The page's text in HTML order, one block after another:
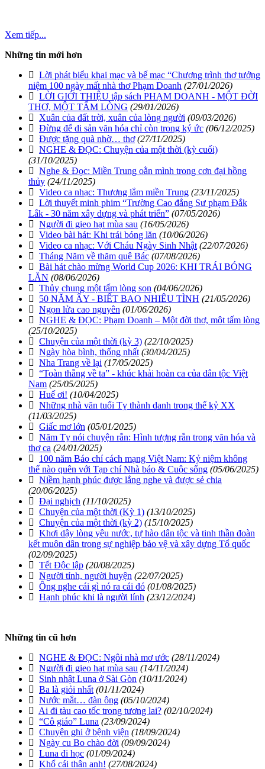
Xem tiếp...
Những tin mới hơn
Lời phát biểu khai mạc và bế mạc “Chương trình thơ tưởng
niệm 100 ngày mất nhà thơ Phạm Doanh (27/01/2026)
LỜI GIỚI THIỆU tập sách PHẠM DOANH - MỘT ĐỜI
THƠ, MỘT TẤM LÒNG (29/01/2026)
Xuân của đất trời, xuân của lòng người (09/03/2026)
Đừng để di sản văn hóa chỉ còn trong ký ức (06/12/2025)
Được tặng quà nhờ… thơ (27/11/2025)
NGHE & ĐỌC: Chuyện của một thời (kỳ cuối)
(31/10/2025)
Nghe & Đọc: Miền Trung oằn mình trong cơn đại hồng
thủy (24/11/2025)
Video ca nhạc: Thương lắm miền Trung (23/11/2025)
Lời thuyết minh phim “Trường Cao đẳng Sư phạm Đắk
Lắk - 30 năm xây dựng và phát triển” (07/05/2026)
Người đi gieo hạt mùa sau (16/05/2026)
Video bài hát: Khi trái bóng lăn (10/06/2026)
Video ca nhạc: Với Cháu Ngày Sinh Nhật (22/07/2026)
Tháng Năm về thăm quê Bác (07/08/2026)
Bài hát chào mừng World Cup 2026: KHI TRÁI BÓNG
LĂN (08/06/2026)
Thủy chung một tấm lòng son (04/06/2026)
50 NĂM ẤY - BIẾT BAO NHIÊU TÌNH (21/05/2026)
Ngọn lửa cao nguyên (01/06/2026)
NGHE & ĐỌC: Phạm Doanh – Một đời thơ, một tấm lòng
(25/10/2025)
Chuyện của một thời (kỳ 3) (22/10/2025)
Ngày hòa bình, thống nhất (30/04/2025)
Nha Trang về lại (17/05/2025)
“Toàn thắng về ta” - khúc khải hoàn ca của dân tộc Việt
Nam (25/05/2025)
Huế ơi! (10/04/2025)
Những nhà văn tuổi Tỵ thành danh trong thế kỷ XX
(11/03/2025)
Giấc mơ lớn (05/01/2025)
Năm Tỵ nói chuyện rắn: Hình tượng rắn trong văn hóa và
thơ ca (24/01/2025)
100 năm Báo chí cách mạng Việt Nam: Kỷ niệm không
thể nào quên với Tạp chí Nhà báo & Cuộc sống (05/06/2025)
Niềm hạnh phúc được lắng nghe và được sẻ chia
(20/06/2025)
Đại nghịch (11/10/2025)
Chuyện của một thời (Kỳ 1) (13/10/2025)
Chuyện của một thời (kỳ 2) (15/10/2025)
Khơi dậy lòng yêu nước, tự hào dân tộc và tinh thần đoàn
kết muôn dân trong sự nghiệp bảo vệ và xây dựng Tổ quốc
(02/09/2025)
Tết Độc lập (20/08/2025)
Người tỉnh, người huyện (22/07/2025)
Ông nghe cái gì nó ra cái đó (01/08/2025)
Hạnh phúc khi là người lính (23/12/2024)
Những tin cũ hơn
NGHE & ĐỌC: Ngôi nhà mơ ước (28/11/2024)
Người đi gieo hạt mùa sau (14/11/2024)
Sinh nhật Luna ở Sài Gòn (10/11/2024)
Ba là giỏi nhất (01/11/2024)
Nước mắt… đàn ông (05/10/2024)
Ai đi tàu cao tốc trong tương lai? (02/10/2024)
“Cô giáo” Luna (23/09/2024)
Chuyện ghi ở bệnh viện (18/09/2024)
Ngày cu Bo chào đời (09/09/2024)
Luna đi học (01/09/2024)
Khổ cái thân anh! (27/08/2024)